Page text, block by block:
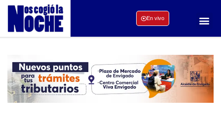
En vivo